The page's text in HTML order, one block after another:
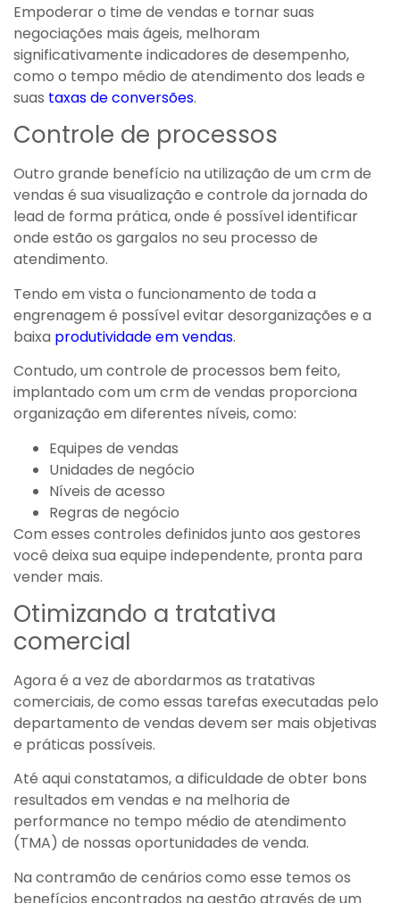
Empoderar o time de vendas e tornar suas
negociações mais ágeis, melhoram
significativamente indicadores de desempenho,
como o tempo médio de atendimento dos leads e
suas taxas de conversões.
Controle de processos
Outro grande benefício na utilização de um crm de
vendas é sua visualização e controle da jornada do
lead de forma prática, onde é possível identificar
onde estão os gargalos no seu processo de
atendimento.
Tendo em vista o funcionamento de toda a
engrenagem é possível evitar desorganizações e a
baixa produtividade em vendas.
Contudo, um controle de processos bem feito,
implantado com um crm de vendas proporciona
organização em diferentes níveis, como:
Equipes de vendas
Unidades de negócio
Níveis de acesso
Regras de negócio
Com esses controles definidos junto aos gestores
você deixa sua equipe independente, pronta para
vender mais.
Otimizando a tratativa
comercial
Agora é a vez de abordarmos as tratativas
comerciais, de como essas tarefas executadas pelo
departamento de vendas devem ser mais objetivas
e práticas possíveis.
Até aqui constatamos, a dificuldade de obter bons
resultados em vendas e na melhoria de
performance no tempo médio de atendimento
(TMA) de nossas oportunidades de venda.
Na contramão de cenários como esse temos os
benefícios encontrados na gestão através de um